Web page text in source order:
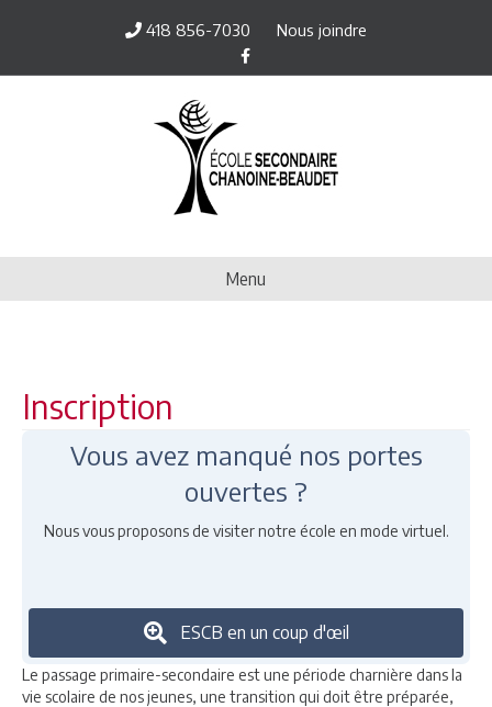
418 856-7030
Nous joindre
Facebook
Menu
Inscription
Vous avez manqué nos portes
ouvertes ?
Nous vous proposons de visiter notre école en mode virtuel.
ESCB en un coup d'œil
Le passage primaire-secondaire est une période charnière dans la
vie scolaire de nos jeunes, une transition qui doit être préparée,